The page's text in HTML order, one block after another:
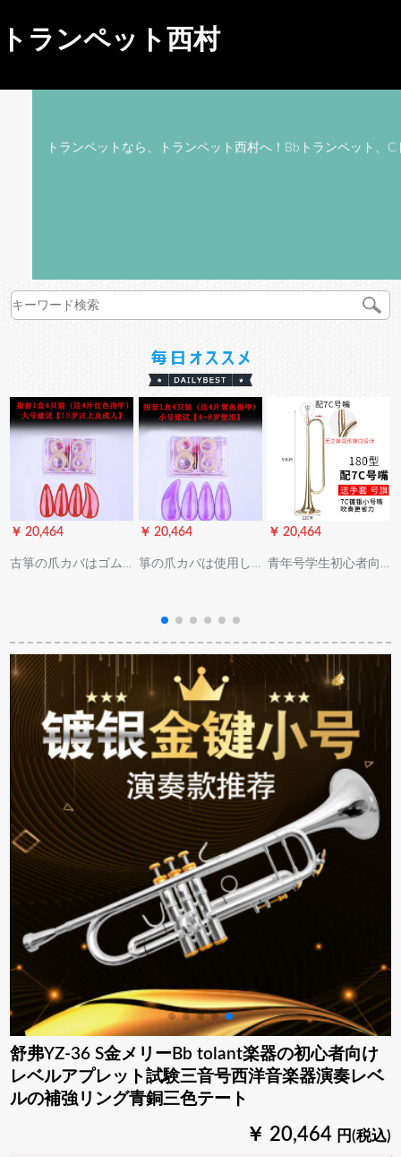
トランペット西村
トランペットなら、トランペット西村へ！Bbトランペット
￥ 20,464
古箏の爪カバはゴム
受けている中でトラ
ストペアリング義甲
古箏の部品の大きな
サイズの左手（赤い
爪）
￥ 20,464
箏の爪カバは使用し
験を受けます。トラ
トシカリゲームの义
甲古箏の部品トーラ
ペレットの右手(紫の
爪)
￥ 20,464
青年号学生初心者向
ャッチャー
舒弗YZ-36 S金メリーBb tolant楽器の初心者向け
レベルアプレット試験三音号西洋音楽器演奏レベ
ルの補強リング青銅三色テート
￥ 20,464 円(税込)